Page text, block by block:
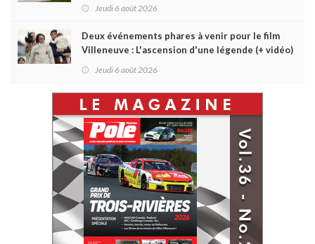
Jeudi 6 août 2026
Deux événements phares à venir pour le film
Villeneuve : L'ascension d'une légende (+ vidéo)
Jeudi 6 août 2026